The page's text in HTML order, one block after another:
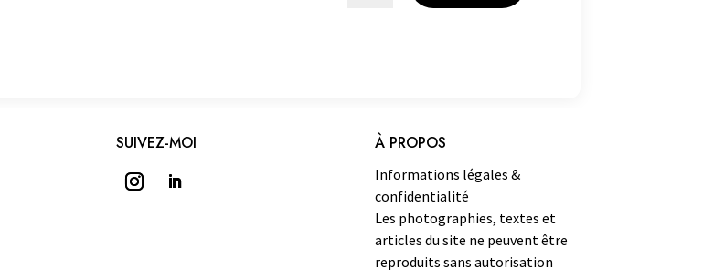
SUIVEZ-MOI À PROPOS
Informations légales &
confidentialité
Les photographies, textes et
articles du site ne peuvent être
reproduits sans autorisation